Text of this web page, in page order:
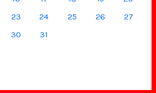
23 24 25 26
27
30 31